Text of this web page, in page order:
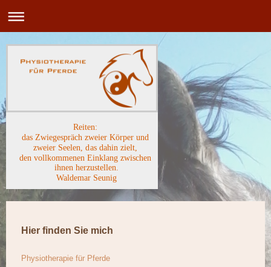
Reiten:
das Zwiegespräch zweier Körper und
zweier Seelen, das dahin zielt,
den vollkommenen Einklang zwischen
ihnen herzustellen.
Waldemar Seunig
Hier finden Sie mich
Physiotherapie für Pferde